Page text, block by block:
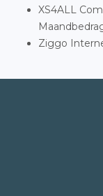
XS4ALL
Ziggo